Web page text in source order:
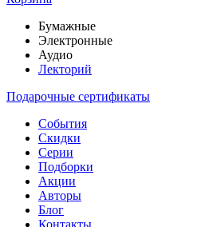
Бумажные
Электронные
Аудио
Лекторий
Подарочные сертификаты
События
Скидки
Серии
Подборки
Акции
Авторы
Блог
Контакты